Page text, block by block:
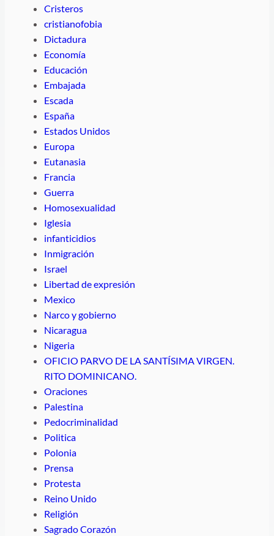
Cristeros
cristianofobia
Dictadura
Economía
Educación
Embajada
Escada
España
Estados Unidos
Europa
Eutanasia
Francia
Guerra
Homosexualidad
Iglesia
infanticidios
Inmigración
Israel
Libertad de expresión
Mexico
Narco y gobierno
Nicaragua
Nigeria
OFICIO PARVO DE LA SANTÍSIMA VIRGEN.
RITO DOMINICANO.
Oraciones
Palestina
Pedocriminalidad
Politica
Polonia
Prensa
Protesta
Reino Unido
Religión
Sagrado Corazón